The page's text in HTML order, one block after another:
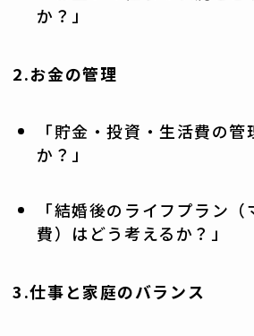
か？」
2.お金の管理
「貯金・投資・生活費の
か？」
「結婚後のライフプラン
費）はどう考えるか？」
3.仕事と家庭のバランス